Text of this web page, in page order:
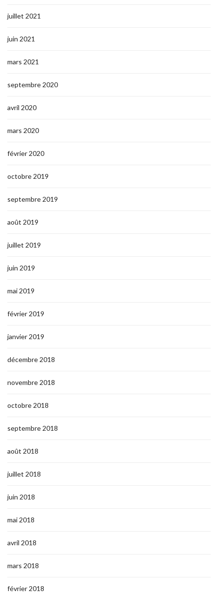
juillet 2021
juin 2021
mars 2021
septembre 2020
avril 2020
mars 2020
février 2020
octobre 2019
septembre 2019
août 2019
juillet 2019
juin 2019
mai 2019
février 2019
janvier 2019
décembre 2018
novembre 2018
octobre 2018
septembre 2018
août 2018
juillet 2018
juin 2018
mai 2018
avril 2018
mars 2018
février 2018